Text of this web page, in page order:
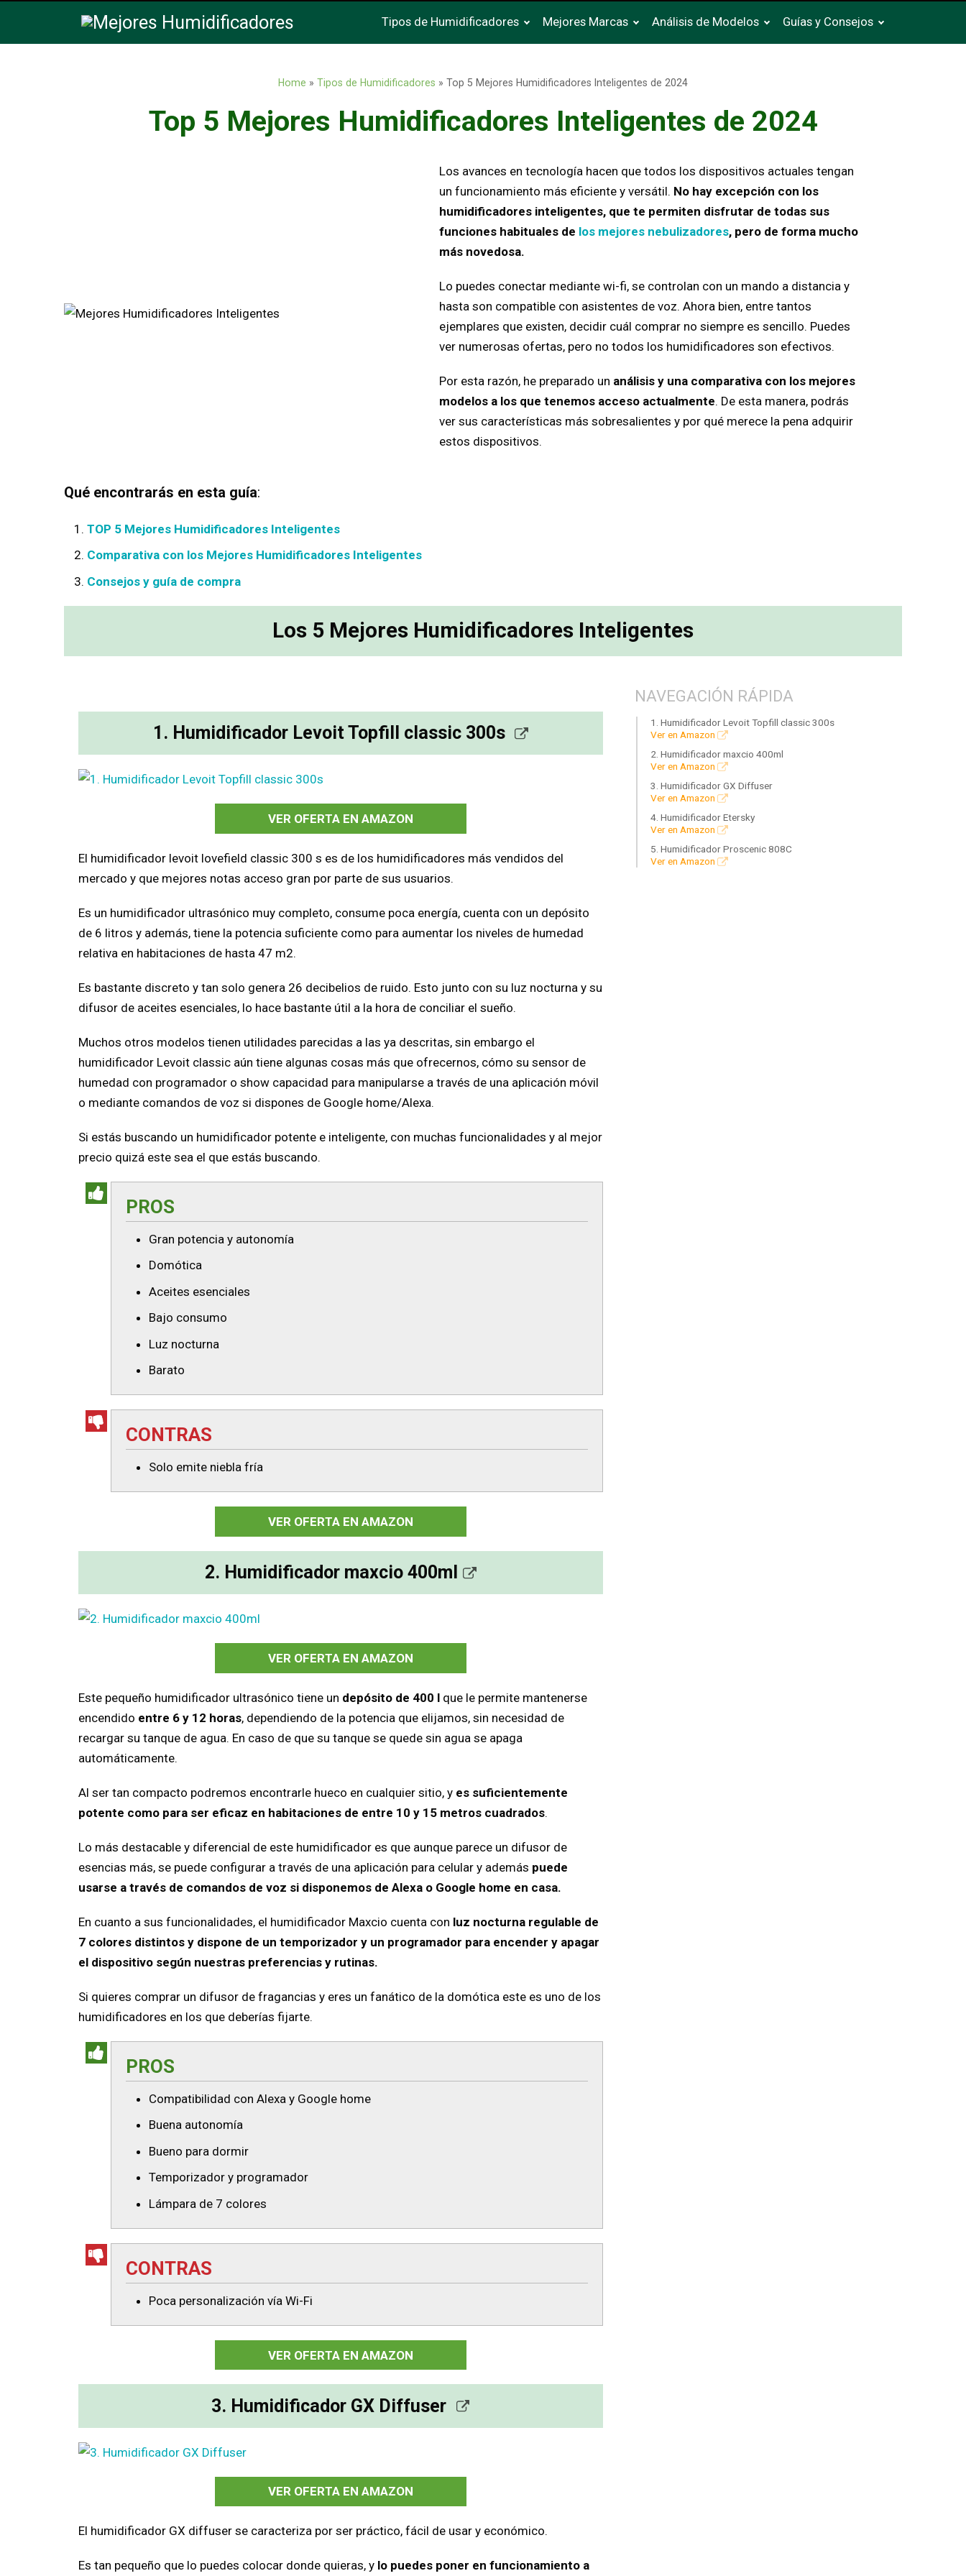
Tipos de Humidificadores Mejores Marcas Análisis de Modelos Guías y Consejos
Home » Tipos de Humidificadores » Top 5 Mejores Humidificadores Inteligentes de 2024
Top 5 Mejores Humidificadores Inteligentes de 2024
Los avances en tecnología hacen que todos los dispositivos actuales tengan
un funcionamiento más eficiente y versátil. No hay excepción con los
humidificadores inteligentes, que te permiten disfrutar de todas sus
funciones habituales de los mejores nebulizadores, pero de forma mucho
más novedosa.
Lo puedes conectar mediante wi-fi, se controlan con un mando a distancia y
hasta son compatible con asistentes de voz. Ahora bien, entre tantos
ejemplares que existen, decidir cuál comprar no siempre es sencillo. Puedes
ver numerosas ofertas, pero no todos los humidificadores son efectivos.
Por esta razón, he preparado un análisis y una comparativa con los mejores
modelos a los que tenemos acceso actualmente. De esta manera, podrás
ver sus características más sobresalientes y por qué merece la pena adquirir
estos dispositivos.
Qué encontrarás en esta guía:
TOP 5 Mejores Humidificadores Inteligentes
Comparativa con los Mejores Humidificadores Inteligentes
Consejos y guía de compra
Los 5 Mejores Humidificadores Inteligentes
NAVEGACIÓN RÁPIDA
1. Humidificador Levoit Topfill classic 300s
Ver en Amazon
2. Humidificador maxcio 400ml
Ver en Amazon
3. Humidificador GX Diffuser
Ver en Amazon
4. Humidificador Etersky
Ver en Amazon
5. Humidificador Proscenic 808C
Ver en Amazon
1. Humidificador Levoit Topfill classic 300s
VER OFERTA EN AMAZON
El humidificador levoit lovefield classic 300 s es de los humidificadores más vendidos del
mercado y que mejores notas acceso gran por parte de sus usuarios.
Es un humidificador ultrasónico muy completo, consume poca energía, cuenta con un depósito
de 6 litros y además, tiene la potencia suficiente como para aumentar los niveles de humedad
relativa en habitaciones de hasta 47 m2.
Es bastante discreto y tan solo genera 26 decibelios de ruido. Esto junto con su luz nocturna y su
difusor de aceites esenciales, lo hace bastante útil a la hora de conciliar el sueño.
Muchos otros modelos tienen utilidades parecidas a las ya descritas, sin embargo el
humidificador Levoit classic aún tiene algunas cosas más que ofrecernos, cómo su sensor de
humedad con programador o show capacidad para manipularse a través de una aplicación móvil
o mediante comandos de voz si dispones de Google home/Alexa.
Si estás buscando un humidificador potente e inteligente, con muchas funcionalidades y al mejor
precio quizá este sea el que estás buscando.
PROS
Gran potencia y autonomía
Domótica
Aceites esenciales
Bajo consumo
Luz nocturna
Barato
CONTRAS
Solo emite niebla fría
VER OFERTA EN AMAZON
2. Humidificador maxcio 400ml
VER OFERTA EN AMAZON
Este pequeño humidificador ultrasónico tiene un depósito de 400 l que le permite mantenerse
encendido entre 6 y 12 horas, dependiendo de la potencia que elijamos, sin necesidad de
recargar su tanque de agua. En caso de que su tanque se quede sin agua se apaga
automáticamente.
Al ser tan compacto podremos encontrarle hueco en cualquier sitio, y es suficientemente
potente como para ser eficaz en habitaciones de entre 10 y 15 metros cuadrados.
Lo más destacable y diferencial de este humidificador es que aunque parece un difusor de
esencias más, se puede configurar a través de una aplicación para celular y además puede
usarse a través de comandos de voz si disponemos de Alexa o Google home en casa.
En cuanto a sus funcionalidades, el humidificador Maxcio cuenta con luz nocturna regulable de
7 colores distintos y dispone de un temporizador y un programador para encender y apagar
el dispositivo según nuestras preferencias y rutinas.
Si quieres comprar un difusor de fragancias y eres un fanático de la domótica este es uno de los
humidificadores en los que deberías fijarte.
PROS
Compatibilidad con Alexa y Google home
Buena autonomía
Bueno para dormir
Temporizador y programador
Lámpara de 7 colores
CONTRAS
Poca personalización vía Wi-Fi
VER OFERTA EN AMAZON
3. Humidificador GX Diffuser
VER OFERTA EN AMAZON
El humidificador GX diffuser se caracteriza por ser práctico, fácil de usar y económico.
Es tan pequeño que lo puedes colocar donde quieras, y lo puedes poner en funcionamiento a